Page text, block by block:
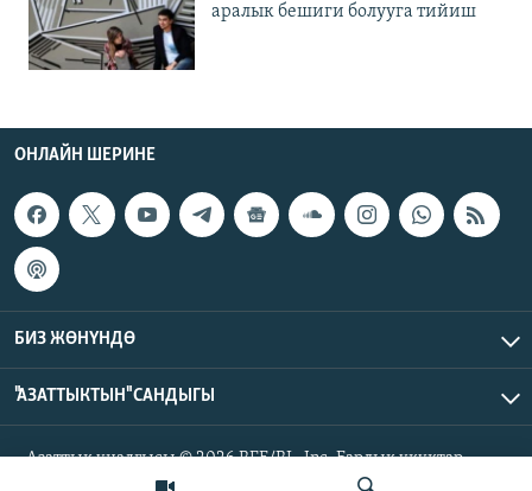
аралык бешиги болууга тийиш
ОНЛАЙН ШЕРИНЕ
БИЗ ЖӨНҮНДӨ
"АЗАТТЫКТЫН" САНДЫГЫ
Азаттык үналгысы © 2026 RFE/RL, Inc. Бардык укуктар